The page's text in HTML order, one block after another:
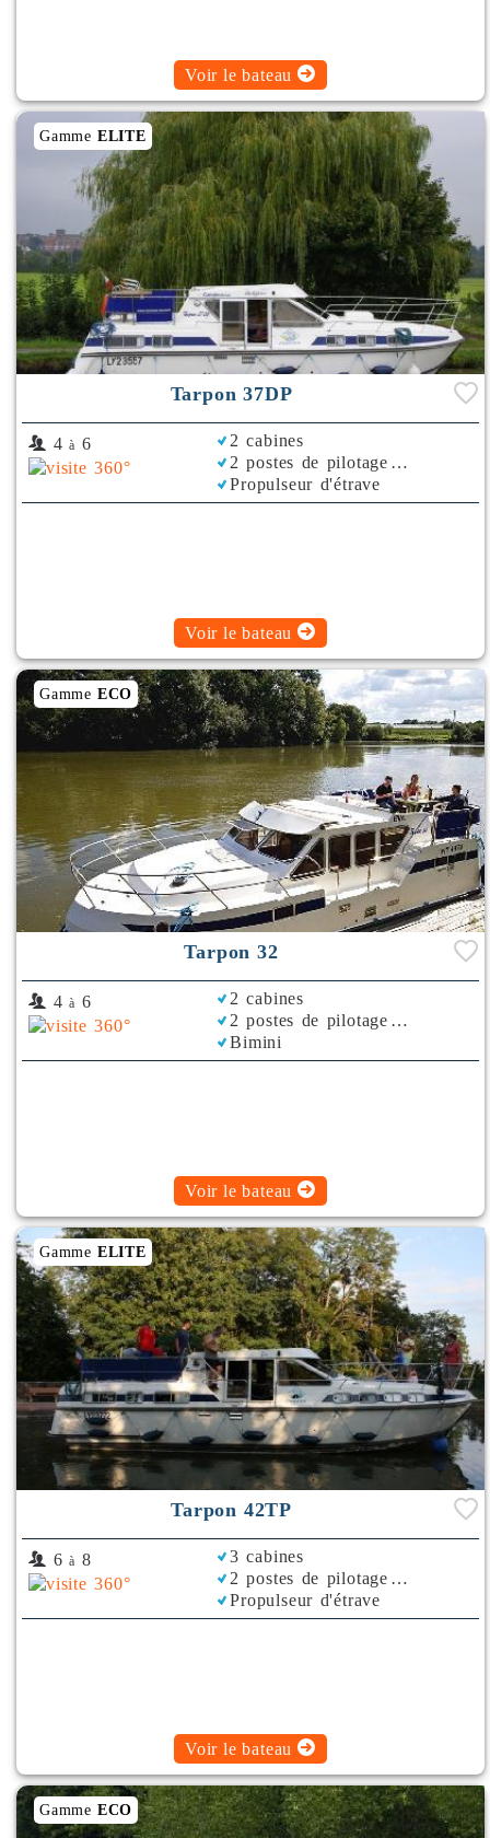
Voir le bateau
Gamme ELITE
Tarpon 37DP
4 à 6
2 cabines
2 postes de pilotage
Propulseur d'étrave
Climatisation
Voir le bateau
Gamme ECO
Tarpon 32
4 à 6
2 cabines
2 postes de pilotage
Bimini
Voir le bateau
Gamme ELITE
Tarpon 42TP
6 à 8
3 cabines
2 postes de pilotage
Propulseur d'étrave
Climatisation
Voir le bateau
Gamme ECO